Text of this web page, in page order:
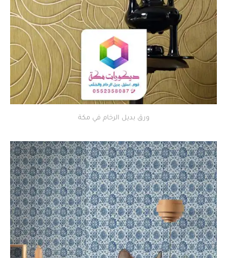
ورق بديل الرخام في مكة